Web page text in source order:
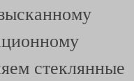
стеклянные